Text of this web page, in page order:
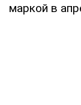
маркой в